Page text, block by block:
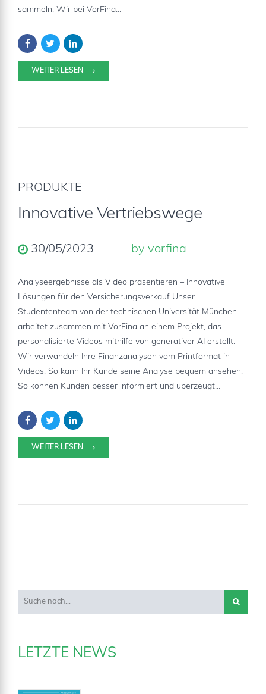
sammeln. Wir bei VorFina...
WEITER LESEN
PRODUKTE
Innovative Vertriebswege
30/05/2023 by vorfina
Analyseergebnisse als Video präsentieren – Innovative
Lösungen für den Versicherungsverkauf Unser
Studententeam von der technischen Universität München
arbeitet zusammen mit VorFina an einem Projekt, das
personalisierte Videos mithilfe von generativer AI erstellt.
Wir verwandeln Ihre Finanzanalysen vom Printformat in
Videos. So kann Ihr Kunde seine Analyse bequem ansehen.
So können Kunden besser informiert und überzeugt...
WEITER LESEN
LETZTE NEWS